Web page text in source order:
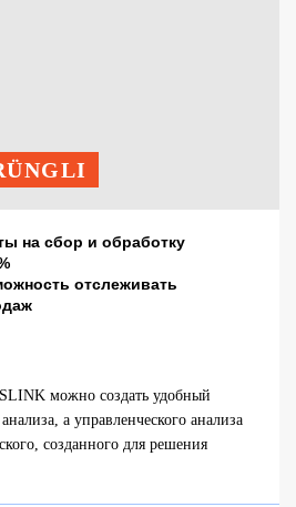
на сбор и обработку
отслеживать
можно создать удобный
а управленческого анализа
созданного для решения